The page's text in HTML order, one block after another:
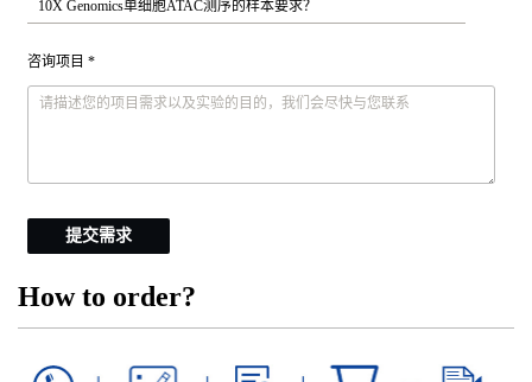
咨询项目 *
提交需求
How to order?